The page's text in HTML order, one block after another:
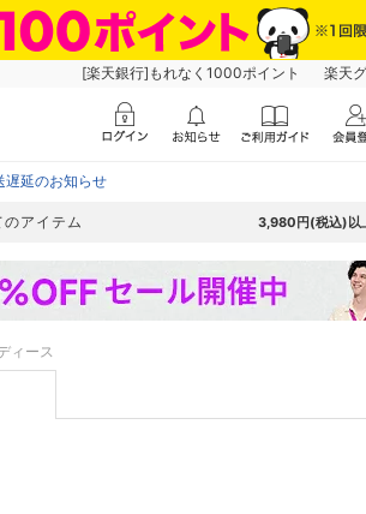
[楽天銀行]もれなく1000ポイント 楽天
遅延のお知らせ
のアイテム 3,980円(税込)以
ィース